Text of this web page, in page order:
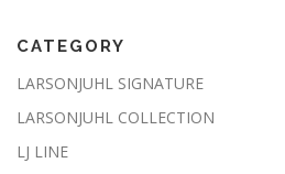
CATEGORY
LARSONJUHL SIGNATURE
LARSONJUHL COLLECTION
LJ LINE